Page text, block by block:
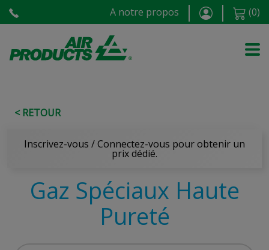
A notre propos (0)
< RETOUR
Inscrivez-vous / Connectez-vous pour obtenir un
prix dédié.
Gaz Spéciaux Haute
Pureté